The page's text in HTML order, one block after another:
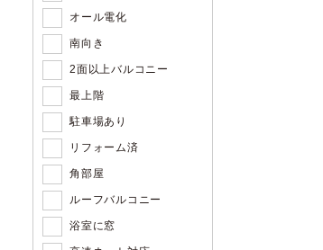
オール電化
南向き
2面以上バルコニー
最上階
駐車場あり
リフォーム済
角部屋
ルーフバルコニー
浴室に窓